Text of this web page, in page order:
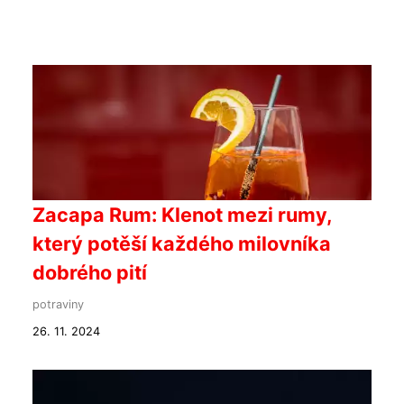
Zacapa Rum: Klenot mezi rumy,
který potěší každého milovníka
dobrého pití
potraviny
26. 11. 2024